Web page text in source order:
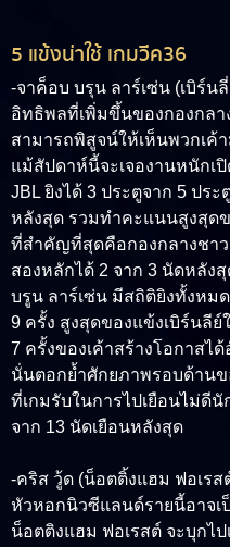
5 แข้งน่าใช้ เกมวีค36
-จาค็อบ บรุน ลาร์เซ่น (เบิร์น
อิทธิพลที่เพิ่มขึ้นของกองกลา
สามารถพิสูจน์ให้เห็นพวกเค้
แม้สัปดาห์นี้จะเจองานหนักเ
JBL ยิงได้ 3 ประตูจาก 5 ปร
หลังสุด รวมทำคะแนนสูงสุด
ที่สำคัญที่สุดคือกองกลางชา
สองหลักได้ 2 จาก 3 นัดหลัง
บรูน ลาร์เซ่น มีสถิติยิงทั้งหม
9 ครั้ง สูงสุดของแข้งเบิร์นลี
7 ครั้งของเค้าสร้างโอกาสไ
นั่นตอกย้ำศักยภาพรอบด้านข
ที่เกมรับในการไปเยือนไม่ดีนั
จาก 13 นัดเยือนหลังสุด
-คริส วู้ด (น็อตติ้งแฮม ฟอเรส
หัวหอกนิวซีแลนด์รายนี้อาจเ
น็อตติงแฮม ฟอเรสต์ จะบุกไ